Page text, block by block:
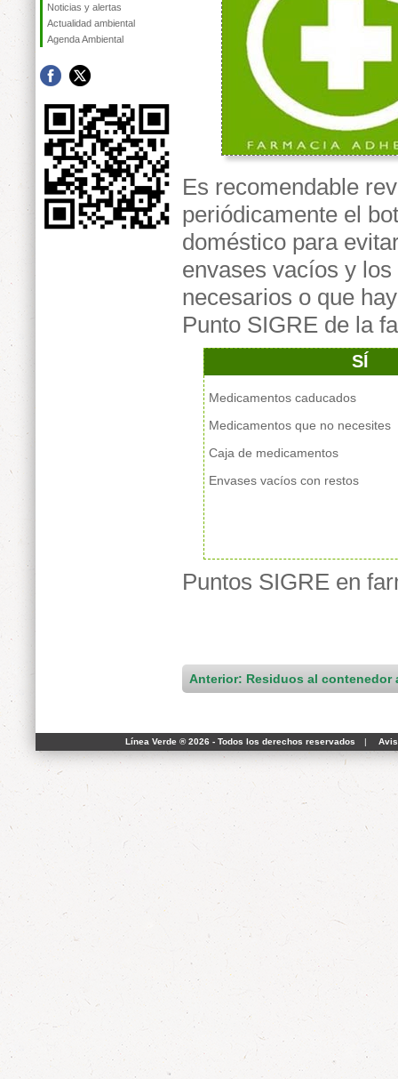
Noticias y alertas
Actualidad ambiental
Agenda Ambiental
Es recomendable
periódicamente el
doméstico para
envases vacíos y
necesarios o que
Punto SIGRE de la
SÍ
Medicamentos caducados
Medicamentos que no necesites
Caja de medicamentos
Envases vacíos con restos
Puntos SIGRE en
Anterior: Residuos al contenedor
Línea Verde ® 2026 - Todos los derechos reservados |